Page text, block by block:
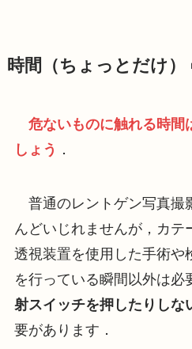
時間（ちょっとだけ
危ないものに触れる時間
しょう ．
普通のレントゲン写真撮
んどいじれませんが，カテ
透視装置を使用した手術や
を行っている瞬間以外は必
射スイッチを押したりしな
要があります．